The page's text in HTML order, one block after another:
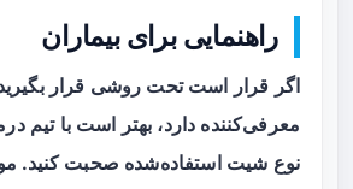
راهنمایی برای بیماران
اگر قرار است تحت روشی قرار
معرفی‌کننده دارد، بهتر است با تیم
نوع شیت استفاده‌شده صحبت کنید.